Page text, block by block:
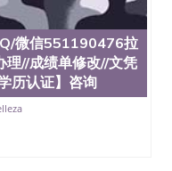
微信551190476拉
理//成绩单修改//文凭
历认证】咨询